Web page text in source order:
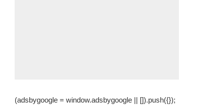
(adsbygoogle = window.adsbygoogle || []).push({});